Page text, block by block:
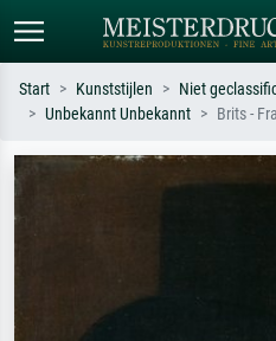
Start Kunststijlen
Niet
Unbekannt Unbekannt
Brits -